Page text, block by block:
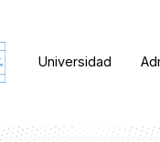
Universidad